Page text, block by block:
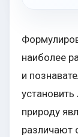
наиболее
и
природу
различают